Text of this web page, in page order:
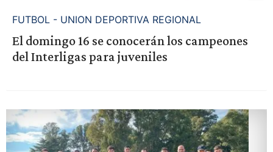
FUTBOL - UNION DEPORTIVA REGIONAL
El domingo 16 se conocerán los campeones
del Interligas para juveniles